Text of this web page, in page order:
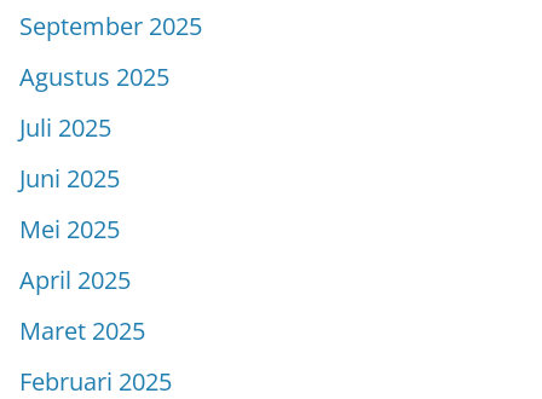
September 2025
Agustus 2025
Juli 2025
Juni 2025
Mei 2025
April 2025
Maret 2025
Februari 2025